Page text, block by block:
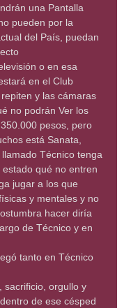
una Pantalla
pueden por la
del País, puedan
o en esa
en el Club
y las cámaras
no podrán Ver los
pesos, pero
está Sanata,
Técnico tenga
qué no entren
jugar a los que
y mentales y no
hacer diría
de Técnico y en
tanto en Técnico
sacrificio, orgullo y
de ese césped